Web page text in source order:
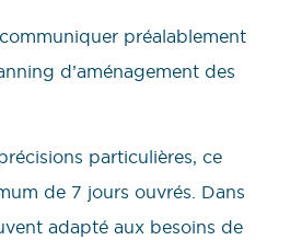
préalablement
d’aménagement des
particulières, ce
de 7 jours ouvrés. Dans
adapté aux besoins de